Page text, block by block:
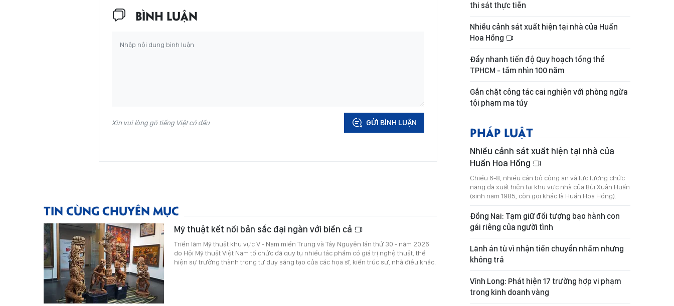
BÌNH LUẬN
Xin vui lòng gõ tiếng Việt có dấu GỬI BÌNH LUẬN
TIN CÙNG CHUYÊN MỤC
Mỹ thuật kết nối bản sắc đại ngàn với biển cả
Triển lãm Mỹ thuật khu vực V - Nam miền Trung và Tây Nguyên lần thứ 30 - năm 2026
do Hội Mỹ thuật Việt Nam tổ chức đã quy tụ nhiều tác phẩm có giá trị nghệ thuật, thể
hiện sự trưởng thành trong tư duy sáng tạo của các họa sĩ, kiến trúc sư, nhà điêu khắc.
thi sát thực tiễn
Nhiều cảnh sát xuất hiện tại nhà của Huấn
Hoa Hồng
Đẩy nhanh tiến độ Quy hoạch tổng thể
TPHCM - tầm nhìn 100 năm
Gắn chặt công tác cai nghiện với phòng ngừa
tội phạm ma túy
PHÁP LUẬT
Nhiều cảnh sát xuất hiện tại nhà của
Huấn Hoa Hồng
Chiều 6-8, nhiều cán bộ công an và lực lượng chức
năng đã xuất hiện tại khu vực nhà của Bùi Xuân Huấn
(sinh năm 1985, còn gọi khác là Huấn Hoa Hồng).
Đồng Nai: Tạm giữ đối tượng bạo hành con
gái riêng của người tình
Lãnh án tù vì nhận tiền chuyển nhầm nhưng
không trả
Vĩnh Long: Phát hiện 17 trường hợp vi phạm
trong kinh doanh vàng